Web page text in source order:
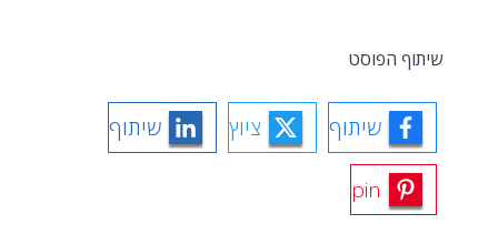
שיתוף הפוסט
שיתוף ציוץ שיתוף
pin